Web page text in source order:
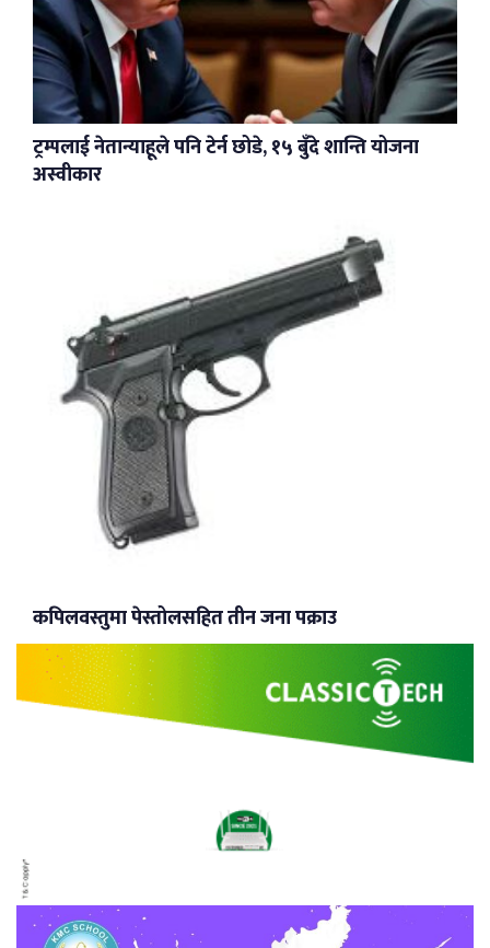
ट्रम्पलाई नेतान्याहूले पनि टेर्न छोडे, १५ बुँदे शान्ति योजना
अस्वीकार
कपिलवस्तुमा पेस्तोलसहित तीन जना पक्राउ